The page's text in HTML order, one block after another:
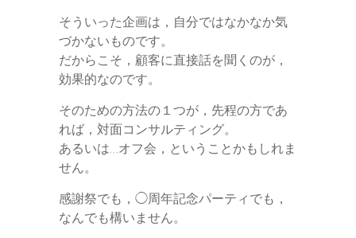
そういった企画は，自分ではなかなか気
づかないものです。
だからこそ，顧客に直接話を聞くのが，
効果的なのです。
そのための方法の１つが，先程の方であ
れば，対面コンサルティング。
あるいは…オフ会，ということかもしれま
せん。
感謝祭でも，◯周年記念パーティでも，
なんでも構いません。